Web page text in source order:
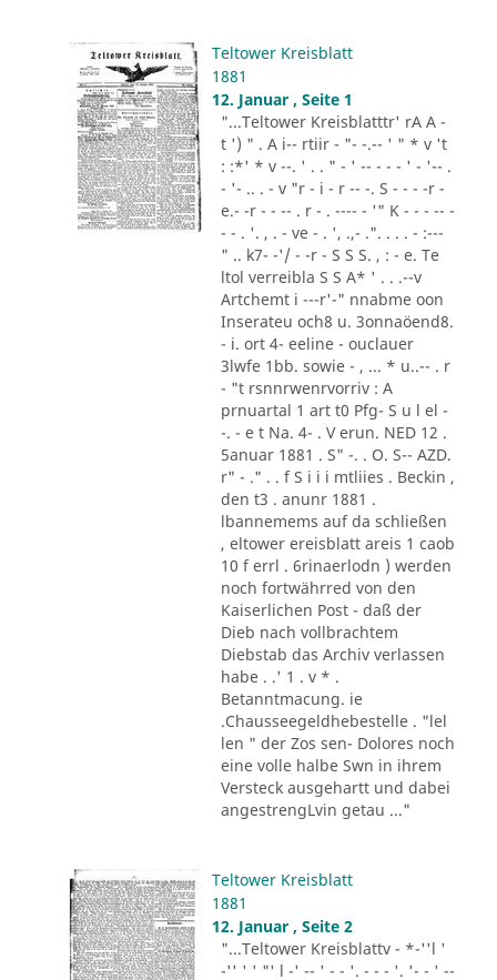
Teltower Kreisblatt
1881
12. Januar , Seite 1
"...Teltower Kreisblatttr' rA A -
t ') " . A i-- rtiir - "- -.-- ' " * v 't
: :*' * v --. ' . . " - ' -- - - - ' - '-- .
- '- .. . - v "r - i - r -- -. S - - - -r -
e.- -r - - -- . r - . ---- - '" K - - - -- -
- - . '. , . - ve - . ', .,- .". . . . - :---
" .. k7- -'/ - -r - S S S. , : - e. Te
ltol verreibla S S A* ' . . .--v
Artchemt i ---r'-" nnabme oon
Inserateu och8 u. 3onnaöend8.
- i. ort 4- eeline - ouclauer
3lwfe 1bb. sowie - , ... * u..-- . r
- "t rsnnrwenrvorriv : A
prnuartal 1 art t0 Pfg- S u l el -
-. - e t Na. 4- . V erun. NED 12 .
5anuar 1881 . S" -. . O. S-- AZD.
r" - ." . . f S i i i mtliies . Beckin ,
den t3 . anunr 1881 .
lbannemems auf da schließen
, eltower ereisblatt areis 1 caob
10 f errl . 6rinaerlodn ) werden
noch fortwährred von den
Kaiserlichen Post - daß der
Dieb nach vollbrachtem
Diebstab das Archiv verlassen
habe . .' 1 . v * .
Betanntmacung. ie
.Chausseegeldhebestelle . "lel
len " der Zos sen- Dolores noch
eine volle halbe Swn in ihrem
Versteck ausgehartt und dabei
angestrengLvin getau ..."
Teltower Kreisblatt
1881
12. Januar , Seite 2
"...Teltower Kreisblattv - *-''l '
-'' ' ' "' l -' -- ' - - '. - - - '. '- - ' --